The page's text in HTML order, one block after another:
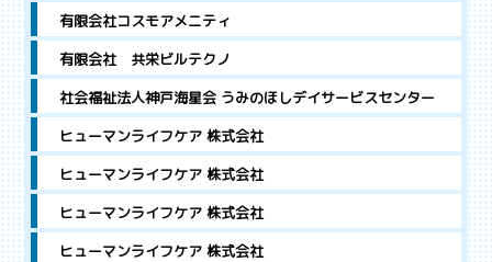
有限会社コスモアメニティ
有限会社 共栄ビルテクノ
社会福祉法人神戸海星会 うみのほしデイサービスセンター
ヒューマンライフケア 株式会社
ヒューマンライフケア 株式会社
ヒューマンライフケア 株式会社
ヒューマンライフケア 株式会社